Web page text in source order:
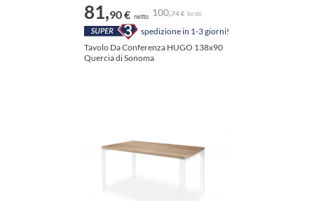
81,90 € netto 100,74 € lordo
spedizione in 1-3 giorni!
Tavolo Da Conferenza HUGO 138x90
Quercia di Sonoma